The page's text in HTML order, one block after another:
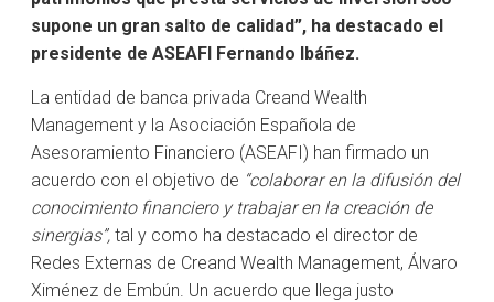
supone un gran salto de calidad”, ha destacado el
presidente de ASEAFI Fernando Ibáñez.
La entidad de banca privada Creand Wealth
Management y la Asociación Española de
Asesoramiento Financiero (ASEAFI) han firmado un
acuerdo con el objetivo de “colaborar en la difusión del
conocimiento financiero y trabajar en la creación de
sinergias”, tal y como ha destacado el director de
Redes Externas de Creand Wealth Management, Álvaro
Ximénez de Embún. Un acuerdo que llega justo